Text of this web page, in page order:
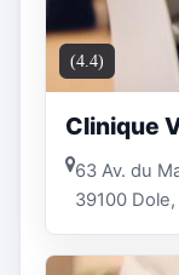
(4.4)
Clinique
63 Av. du
39100